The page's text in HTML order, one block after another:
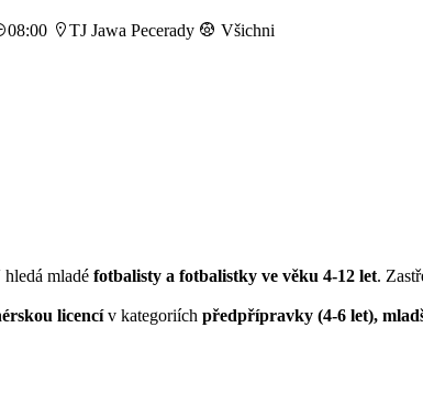
08:00 TJ Jawa Pecerady
Všichni
hledá mladé fotbalisty a fotbalistky ve věku 4-12 let.
licencív kategoriích předpřípravky (4-6 let),